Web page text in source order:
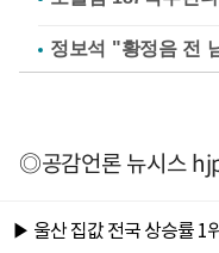
정보석 "황정음 전
◎공감언론 뉴시스